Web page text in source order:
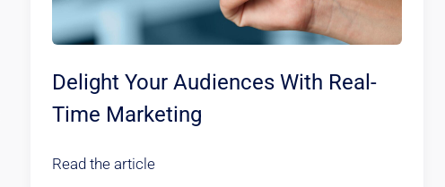
Delight Your Audiences With Real-
Time Marketing
Read the article